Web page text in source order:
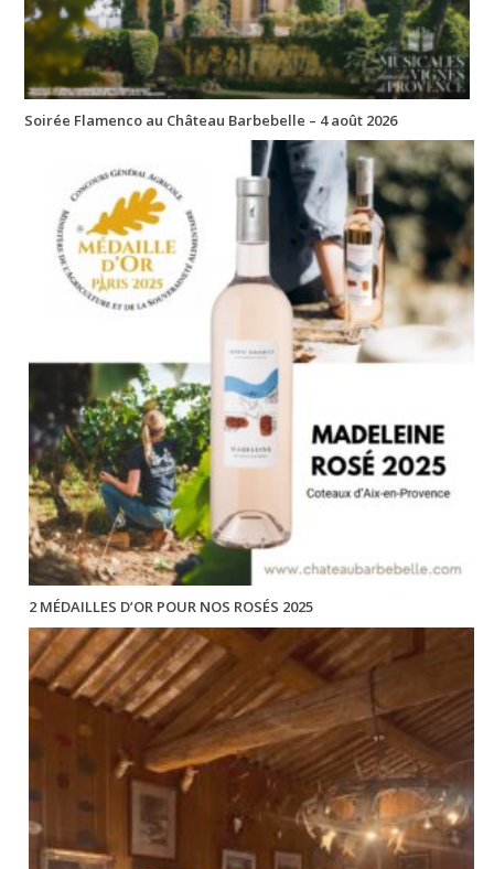
Soirée Flamenco au Château Barbebelle – 4 août 2026
2 MÉDAILLES D’OR POUR NOS ROSÉS 2025